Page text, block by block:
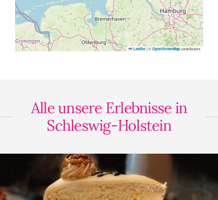
Leaflet |© OpenStreetMapcontributors
Alle unsere Erlebnisse in
Schleswig-Holstein